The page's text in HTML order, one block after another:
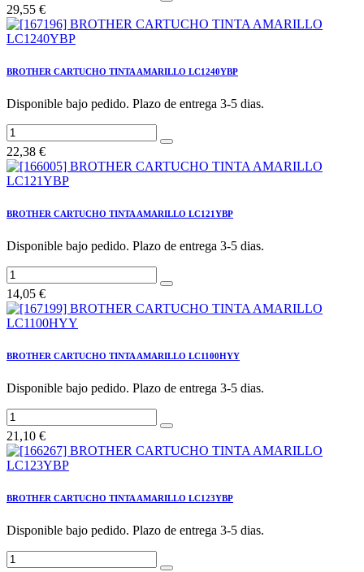
29,55 €
BROTHER CARTUCHO TINTA AMARILLO LC1240YBP
Disponible bajo pedido. Plazo de entrega 3-5 dias.
22,38 €
BROTHER CARTUCHO TINTA AMARILLO LC121YBP
Disponible bajo pedido. Plazo de entrega 3-5 dias.
14,05 €
BROTHER CARTUCHO TINTA AMARILLO LC1100HYY
Disponible bajo pedido. Plazo de entrega 3-5 dias.
21,10 €
BROTHER CARTUCHO TINTA AMARILLO LC123YBP
Disponible bajo pedido. Plazo de entrega 3-5 dias.